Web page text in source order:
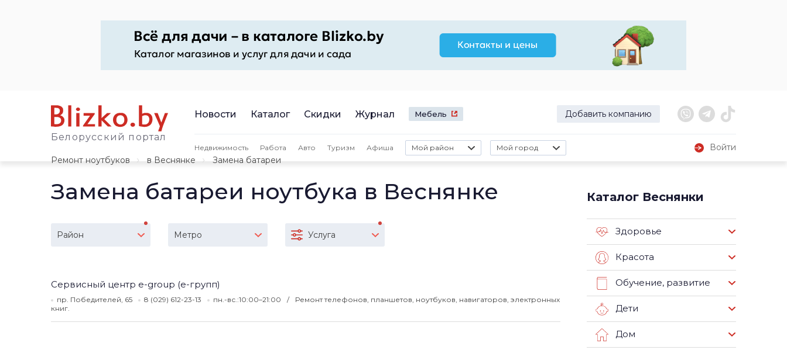
Белорусский портал
Новости Каталог Скидки Журнал Мебель Добавить компанию
Недвижимость Работа Авто Туризм Афиша Мой район Мой город
Войти
Ремонт ноутбуков
в Веснянке Замена батареи
Замена батареи ноутбука в Веснянке
Район Метро Услуга
Сервисный центр e-group (e-групп)
пр. Победителей, 65 8 (029) 612-23-13 пн.-вс.:10:00–21:00
Ремонт телефонов, планшетов, ноутбуков, навигаторов, электронных
книг.
Каталог Веснянки
Здоровье
Красота
Обучение, развитие
Дети
Дом